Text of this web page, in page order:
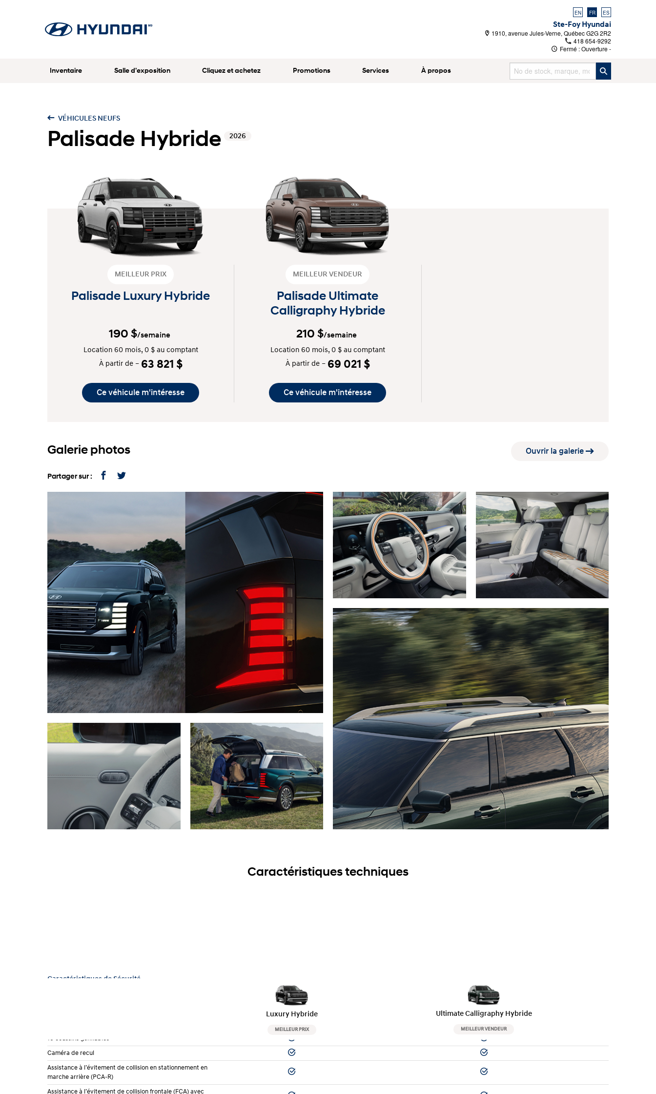
EN FR ES
Ste-Foy Hyundai
1910, avenue Jules-Verne, Québec G2G 2R2
418 654-9292
Fermé : Ouverture-
Inventaire Salle d’exposition Cliquez et achetez Promotions Services À propos
VÉHICULES NEUFS
Palisade Hybride 2026
MEILLEUR PRIX
Palisade Luxury Hybride
190 $/semaine
Location 60 mois, 0 $ au comptant
À partir de – 63 821 $
Ce véhicule m'intéresse
MEILLEUR VENDEUR
Palisade Ultimate
Calligraphy Hybride
210 $/semaine
Location 60 mois, 0 $ au comptant
À partir de – 69 021 $
Ce véhicule m'intéresse
Galerie photos Ouvrir la galerie
Partager sur :
Caractéristiques techniques
Luxury Hybride
MEILLEUR PRIX
Ultimate Calligraphy Hybride
MEILLEUR VENDEUR
Caractéristiques de Sécurité
10 coussins gonflables
Caméra de recul
Assistance à l’évitement de collision en stationnement en
marche arrière (PCA-R)
Assistance à l’évitement de collision frontale (FCA) avec